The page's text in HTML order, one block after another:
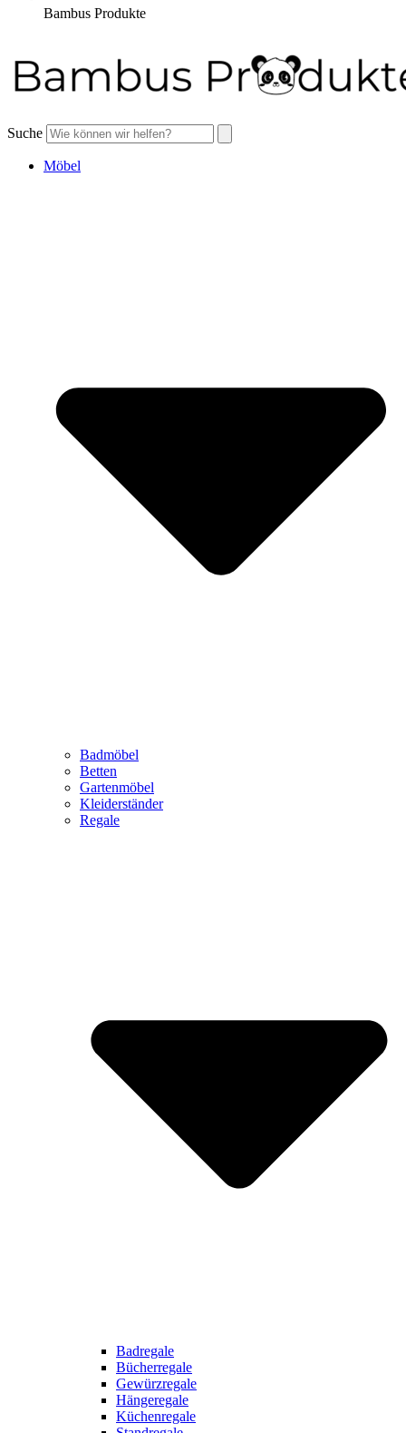
Bambus Produkte
Suche
Möbel
Badmöbel
Betten
Gartenmöbel
Kleiderständer
Regale
Badregale
Bücherregale
Gewürzregale
Hängeregale
Küchenregale